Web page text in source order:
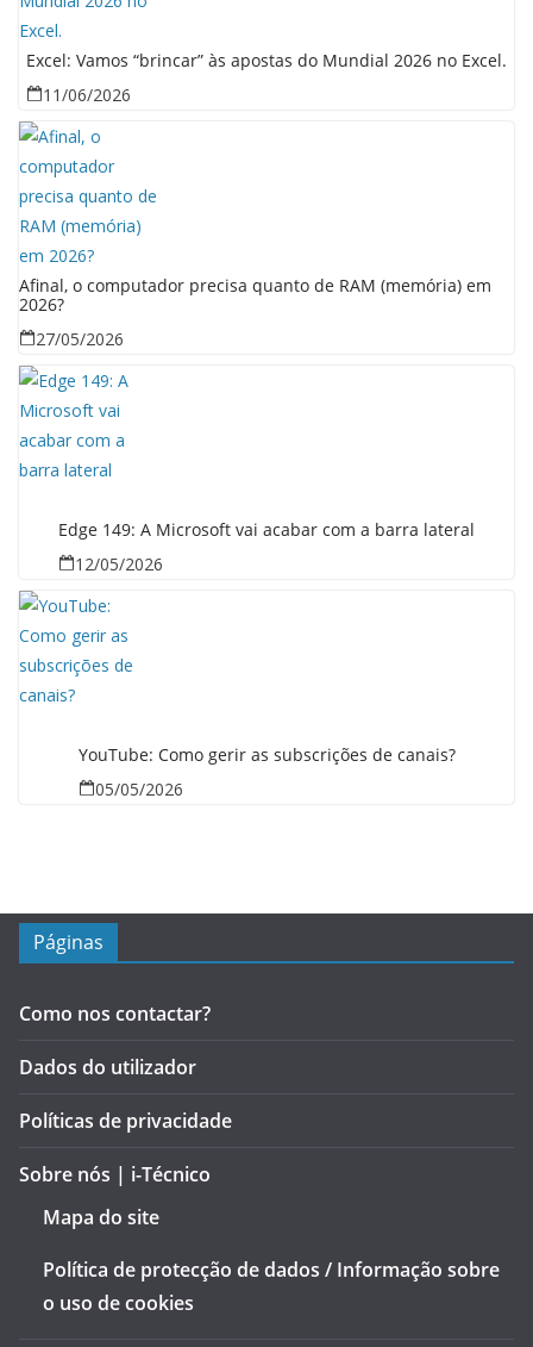
Excel: Vamos “brincar” às apostas do Mundial 2026 no Excel.
11/06/2026
Afinal, o computador precisa quanto de RAM (memória) em
2026?
27/05/2026
Edge 149: A Microsoft vai acabar com a barra lateral
12/05/2026
YouTube: Como gerir as subscrições de canais?
05/05/2026
Páginas
Como nos contactar?
Dados do utilizador
Políticas de privacidade
Sobre nós | i-Técnico
Mapa do site
Política de protecção de dados / Informação sobre
o uso de cookies